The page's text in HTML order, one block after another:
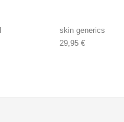
skin generics
29,95 €